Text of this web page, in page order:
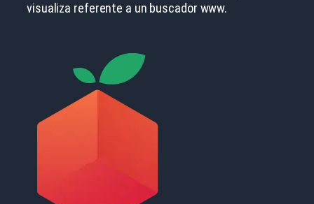
visualiza referente a un buscador www.